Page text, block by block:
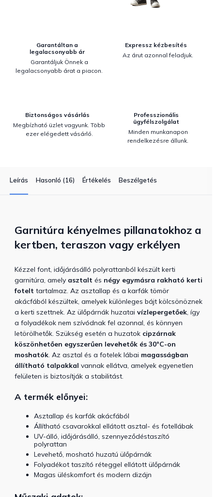
Garantáltan a
legalacsonyabb ár
Garantáljuk Önnek a
legalacsonyabb árat a piacon.
Expressz kézbesítés
Az árut azonnal feladjuk.
Biztonságos vásárlás
Megbízható üzlet vagyunk. Több
ezer elégedett vásárló.
Professzionális
ügyfélszolgálat
Minden munkanapon
rendelkezésre állunk.
Leírás Hasonló (16) Értékelés Beszélgetés
Garnitúra kényelmes pillanatokhoz a
kertben, teraszon vagy erkélyen
Kézzel font, időjárásálló polyrattanból készült kerti
garnitúra, amely asztalt és négy egymásra rakható kerti
fotelt tartalmaz. Az asztallap és a karfák tömör
akácfából készültek, amelyek különleges bájt kölcsönöznek
a kerti szettnek. Az ülőpárnák huzatai vízlepergetőek, így
a folyadékok nem szívódnak fel azonnal, és könnyen
letörölhetők. Szükség esetén a huzatok cipzárnak
köszönhetően egyszerűen levehetők és 30°C-on
moshatók. Az asztal és a fotelek lábai magasságban
állítható talpakkal vannak ellátva, amelyek egyenetlen
felületen is biztosítják a stabilitást.
A termék előnyei:
Asztallap és karfák akácfából
Állítható csavarokkal ellátott asztal- és fotellábak
UV-álló, időjárásálló, szennyeződéstaszító
polyrattan
Levehető, mosható huzatú ülőpárnák
Folyadékot taszító réteggel ellátott ülőpárnák
Magas üléskomfort és modern dizájn